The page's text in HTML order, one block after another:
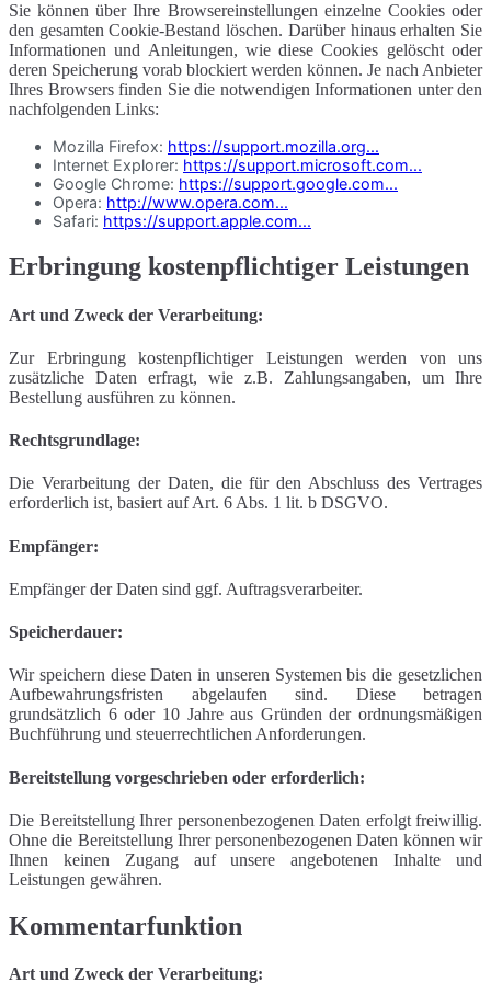
Sie können über Ihre Browsereinstellungen einzelne Cookies oder
den gesamten Cookie-Bestand löschen. Darüber hinaus erhalten Sie
Informationen und Anleitungen, wie diese Cookies gelöscht oder
deren Speicherung vorab blockiert werden können. Je nach Anbieter
Ihres Browsers finden Sie die notwendigen Informationen unter den
nachfolgenden Links:
Mozilla Firefox: https://support.mozilla.org...
Internet Explorer: https://support.microsoft.com...
Google Chrome: https://support.google.com...
Opera: http://www.opera.com...
Safari: https://support.apple.com...
Erbringung kostenpflichtiger Leistungen
Art und Zweck der Verarbeitung:
Zur Erbringung kostenpflichtiger Leistungen werden von uns
zusätzliche Daten erfragt, wie z.B. Zahlungsangaben, um Ihre
Bestellung ausführen zu können.
Rechtsgrundlage:
Die Verarbeitung der Daten, die für den Abschluss des Vertrages
erforderlich ist, basiert auf Art. 6 Abs. 1 lit. b DSGVO.
Empfänger:
Empfänger der Daten sind ggf. Auftragsverarbeiter.
Speicherdauer:
Wir speichern diese Daten in unseren Systemen bis die gesetzlichen
Aufbewahrungsfristen abgelaufen sind. Diese betragen
grundsätzlich 6 oder 10 Jahre aus Gründen der ordnungsmäßigen
Buchführung und steuerrechtlichen Anforderungen.
Bereitstellung vorgeschrieben oder erforderlich:
Die Bereitstellung Ihrer personenbezogenen Daten erfolgt freiwillig.
Ohne die Bereitstellung Ihrer personenbezogenen Daten können wir
Ihnen keinen Zugang auf unsere angebotenen Inhalte und
Leistungen gewähren.
Kommentarfunktion
Art und Zweck der Verarbeitung: